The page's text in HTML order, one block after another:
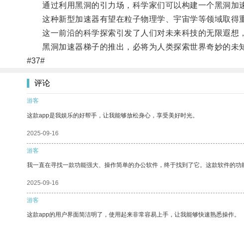
通过利用黑洞的引力场，科学家们可以构建一个黑洞加
这种新型加速器有望在粒子物理学、宇宙学等领域取得
这一前沿的科学探索引发了人们对未来科技的无限遐想
黑洞加速器梯子的推出，必将为人类探索世界奇妙的未
#37#
评论
游客
这款app是我娱乐的好帮手，让我能够放松身心，享受美好时光。
2025-09-16
游客
我一直在寻找一款功能强大、操作简单的办公软件，终于找到了它。这款软件的
2025-09-16
游客
这款app的用户界面简洁明了，使用起来非常容易上手，让我能够快速熟悉操作。